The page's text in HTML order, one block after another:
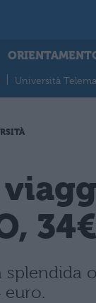
Università
34€
splendida
euro.